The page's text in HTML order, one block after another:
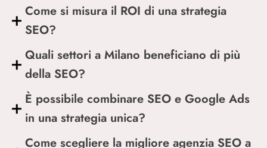
Come si misura il ROI di una strategia
SEO?
Quali settori a Milano beneficiano di più
della SEO?
È possibile combinare SEO e Google Ads
in una strategia unica?
Come scegliere la migliore agenzia SEO a